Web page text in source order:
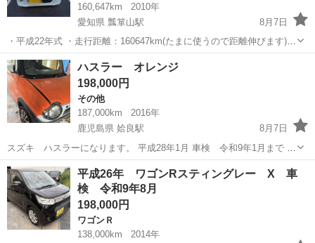
160,647km
2010年
愛知県 瓢箪山駅
8月7日
・平成22年式 ・走行距離：160647km(たまに使うので距離伸びます)
・車検：令和9年11月 ・片側パワースライドドア ・スマートキー ・タ
イヤアルミ クーラー効きます。 走る・曲がる・止まる、問題ありませ
ん。...
愛知 名古屋市
ハスラー オレンジ
198,000円
その他
187,000km
2016年
鹿児島県 姶良駅
8月7日
スズキ ハスラーになります。 平成28年1月 車検 令和9年1月まで 型
式 MR41S ナビ🗺️付き 個人譲渡 商品 コミコミ価格
鹿児島 姶良市 姶良駅 その他
平成26年 ワゴンRスティングレー X 車
検 令和9年8月
198,000円
ワゴンＲ
138,000km
2014年